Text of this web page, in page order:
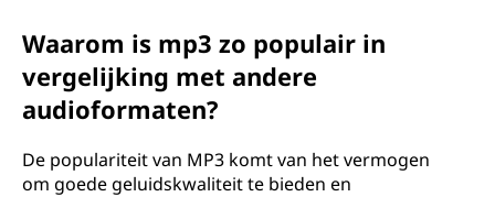
Waarom is mp3 zo populair in
vergelijking met andere
audioformaten?
De populariteit van MP3 komt van het vermogen
om goede geluidskwaliteit te bieden en